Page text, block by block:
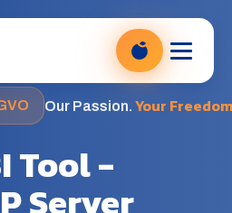
BI Beratung, zur Startseite
Our Passion. Your
Tool -
Server